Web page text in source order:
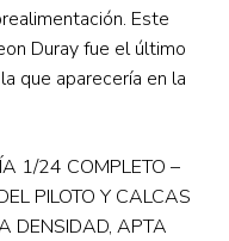
Este
Duray fue el último
que aparecería en la
1/24 COMPLETO –
PILOTO Y CALCAS
DENSIDAD, APTA